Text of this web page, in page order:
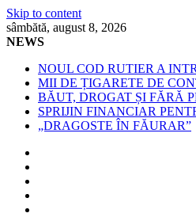
Skip to content
sâmbătă, august 8, 2026
NEWS
NOUL COD RUTIER A
MII DE ȚIGARETE DE
BĂUT, DROGAT ȘI FĂRĂ
SPRIJIN FINANCIAR
„DRAGOSTE ÎN FĂURAR”